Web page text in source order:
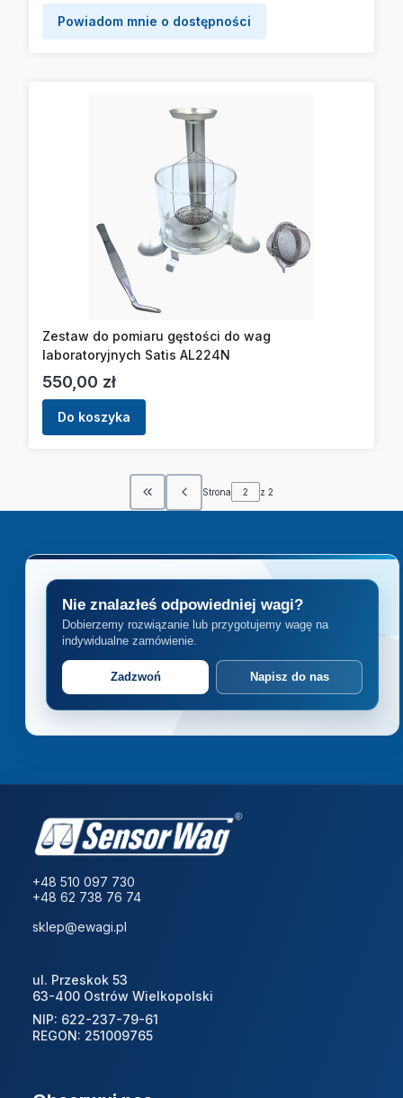
Powiadom mnie o dostępności
Zestaw do pomiaru gęstości do wag
laboratoryjnych Satis AL224N
Cena
550,00 zł
Do koszyka
Wróć do pierwszej strony z produktami
Strona z 2
Nie znalazłeś odpowiedniej wagi?
Dobierzemy rozwiązanie lub przygotujemy wagę na
indywidualne zamówienie.
Zadzwoń Napisz do nas
+48 510 097 730
+48 62 738 76 74
sklep@ewagi.pl
ul. Przeskok 53
63-400 Ostrów Wielkopolski
NIP: 622-237-79-61
REGON: 251009765